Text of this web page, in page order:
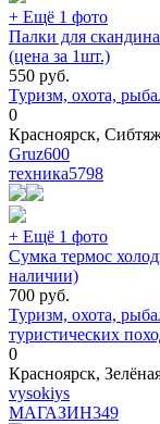
+ Ещё 1 фото
Палки для
(цена за 1шт.)
550 руб.
Туризм, охота,
0
Красноярск,
Gruz600
техника5798
+ Ещё 1 фото
Сумка термос
наличии)
700 руб.
Туризм, охота,
туристических
0
Красноярск,
vysokiys
МАГАЗИН349